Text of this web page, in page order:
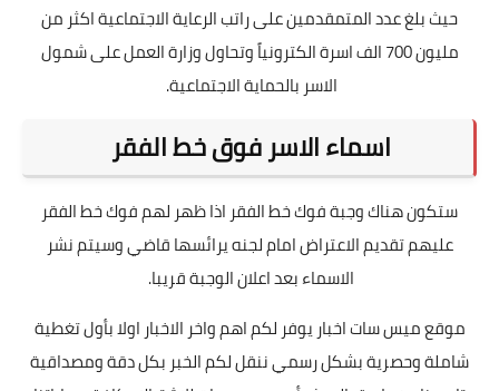
حيث بلغ عدد المتمقدمين على راتب الرعاية الاجتماعية اكثر من
مليون 700 الف اسرة الكترونياً وتحاول وزارة العمل على شمول
الاسر بالحماية الاجتماعية.
اسماء الاسر فوق خط الفقر
ستكون هناك وجبة فوك خط الفقر اذا ظهر لهم فوك خط الفقر
عليهم تقديم الاعتراض امام لجنه يرائسها قاضي وسيتم نشر
الاسماء بعد اعلان الوجبة قريبا.
موقع ميس سات اخبار يوفر لكم اهم واخر الاخبار اولا بأول تغطية
شاملة وحصرية بشكل رسمي ننقل لكم الخبر بكل دقة ومصداقية